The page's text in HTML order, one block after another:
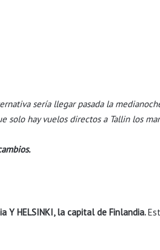
sería llegar pasada la
solo hay vuelos directos a Tallin los
Y HELSINKI, la capital de Finlandia.